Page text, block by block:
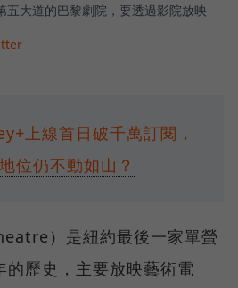
大道的巴黎劇院，要透過影院放映
上線首日破千萬訂閱，
位仍不動如山？
）是紐約最後一家單螢
的歷史，主要放映藝術電